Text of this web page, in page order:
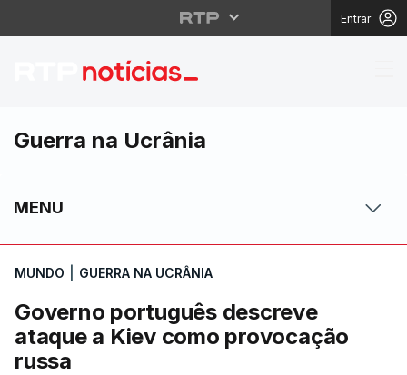
Entrar
Governo português
Guerra na Ucrânia
MENU
MUNDO GUERRA NA UCRÂNIA
Governo português descreve
ataque a Kiev como provocação
russa